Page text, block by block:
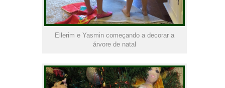
Ellerim e Yasmin começando a decorar a
árvore de natal